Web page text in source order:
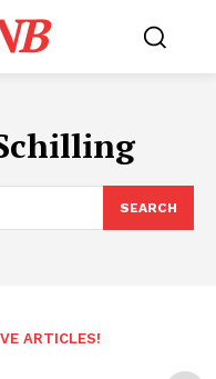
SEARCH
ARTICLES!